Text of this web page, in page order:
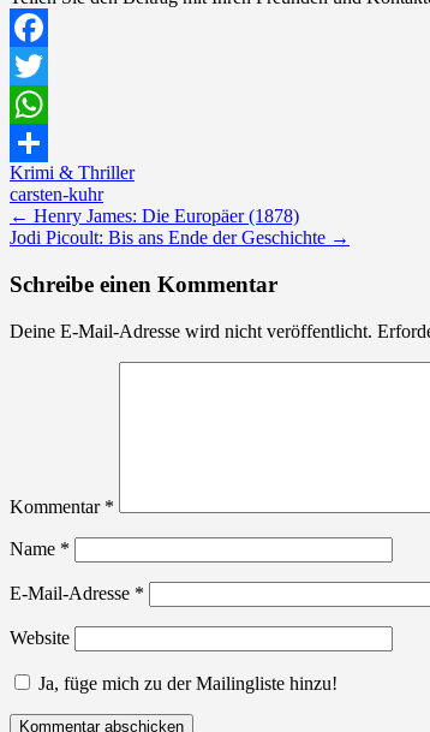
Facebook
Twitter
WhatsApp
Teilen
Krimi & Thriller
carsten-kuhr
Post
navigation
← Henry James: Die Europäer (1878)
Jodi Picoult: Bis ans Ende der Geschichte →
Schreibe einen Kommentar
Deine E-Mail-Adresse wird nicht veröffentlicht.
Kommentar *
Name *
E-Mail-Adresse *
Website
Ja, füge mich zu der Mailingliste hinzu!